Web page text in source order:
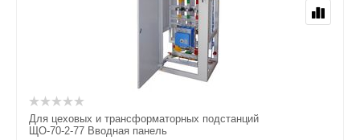
Для цеховых и трансформаторных подстанций
ЩО-70-2-77 Вводная панель